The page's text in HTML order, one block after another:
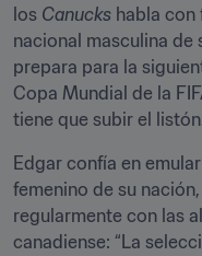
los Canucks habla
nacional masculina de
prepara para la
Copa Mundial de la
tiene que subir el
Edgar confía en
femenino de su
regularmente con las
canadiense: “La